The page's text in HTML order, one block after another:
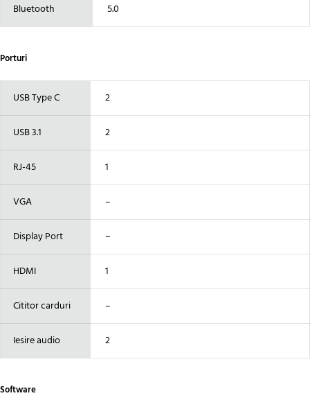
Bluetooth 5.0
Porturi
USB Type C 2
USB 3.1 2
RJ-45 1
VGA –
Display Port –
HDMI 1
Cititor carduri –
Iesire audio 2
Software